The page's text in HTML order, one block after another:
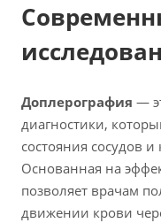
Доплерография —
диагностики,
состояния сосудов
Основанная на
позволяет врачам
движении крови